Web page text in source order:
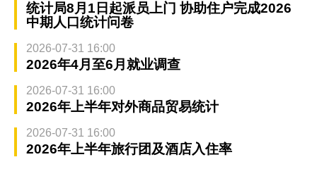
统计局8月1日起派员上门 协助住户完成2026
中期人口统计问卷
2026-07-31 16:00
2026年4月至6月就业调查
2026-07-31 16:00
2026年上半年对外商品贸易统计
2026-07-31 16:00
2026年上半年旅行团及酒店入住率